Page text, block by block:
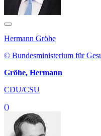
Hermann Gröhe
© Bundesministerium für
Gröhe, Hermann
CDU/CSU
()